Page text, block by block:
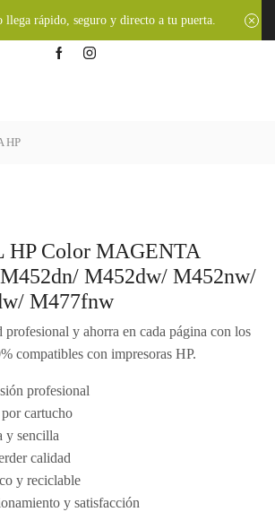
llega rápido, seguro y directo a tu puerta.
HP
HP Color MAGENTA
M452dw/ M452nw/
M477fnw
y ahorra en cada página con los
compatibles con impresoras HP.
profesional
cartucho
y sencilla
calidad
y reciclable
y satisfacción